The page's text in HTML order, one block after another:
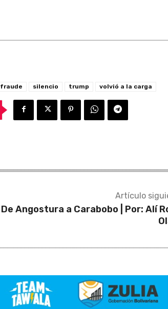
fraude silencio trump volvió a la carga
Artículo
De Angostura a Carabobo | Por: Alí